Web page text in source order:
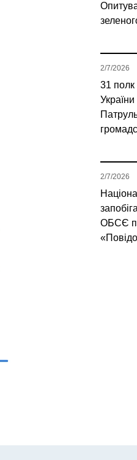
31 полк
2/7/2026
ОБСЄ
2/7/2026